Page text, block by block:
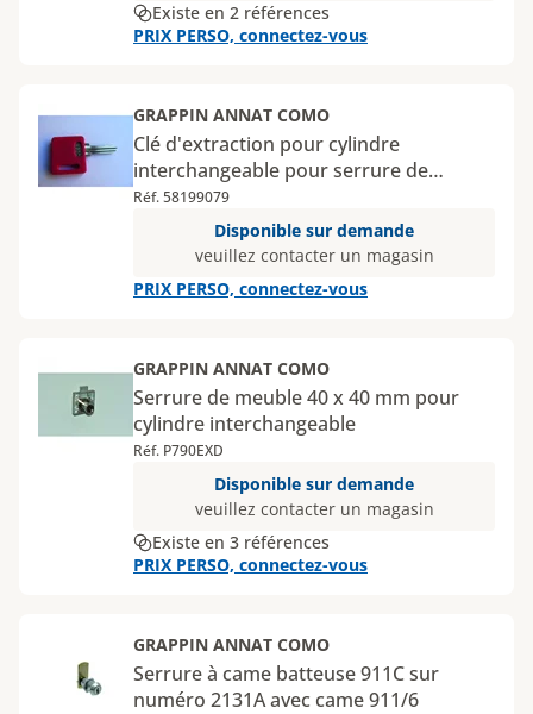
Existe en 2 références
PRIX PERSO, connectez-vous
GRAPPIN ANNAT COMO
Clé d'extraction pour cylindre
interchangeable pour serrure de
meuble
Réf. 58199079
Disponible sur demande
veuillez contacter un magasin
PRIX PERSO, connectez-vous
GRAPPIN ANNAT COMO
Serrure de meuble 40 x 40 mm pour
cylindre interchangeable
Réf. P790EXD
Disponible sur demande
veuillez contacter un magasin
Existe en 3 références
PRIX PERSO, connectez-vous
GRAPPIN ANNAT COMO
Serrure à came batteuse 911C sur
numéro 2131A avec came 911/6